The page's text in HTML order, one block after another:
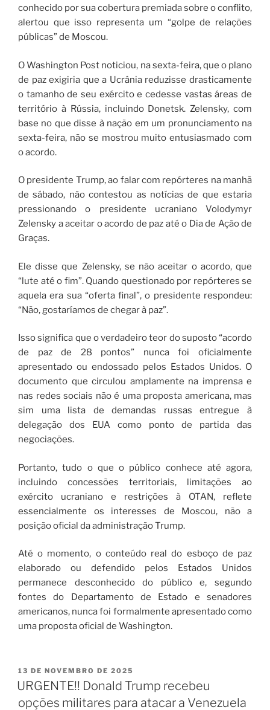
conhecido por sua cobertura premiada sobre o conflito,
alertou que isso representa um “golpe de relações
públicas” de Moscou.
O Washington Post noticiou, na sexta-feira, que o plano
de paz exigiria que a Ucrânia reduzisse drasticamente
o tamanho de seu exército e cedesse vastas áreas de
território à Rússia, incluindo Donetsk. Zelensky, com
base no que disse à nação em um pronunciamento na
sexta-feira, não se mostrou muito entusiasmado com
o acordo.
O presidente Trump, ao falar com repórteres na manhã
de sábado, não contestou as notícias de que estaria
pressionando o presidente ucraniano Volodymyr
Zelensky a aceitar o acordo de paz até o Dia de Ação de
Graças.
Ele disse que Zelensky, se não aceitar o acordo, que
“lute até o fim”. Quando questionado por repórteres se
aquela era sua “oferta final”, o presidente respondeu:
“Não, gostaríamos de chegar à paz”.
Isso significa que o verdadeiro teor do suposto “acordo
de paz de 28 pontos” nunca foi oficialmente
apresentado ou endossado pelos Estados Unidos. O
documento que circulou amplamente na imprensa e
nas redes sociais não é uma proposta americana, mas
sim uma lista de demandas russas entregue à
delegação dos EUA como ponto de partida das
negociações.
Portanto, tudo o que o público conhece até agora,
incluindo concessões territoriais, limitações ao
exército ucraniano e restrições à OTAN, reflete
essencialmente os interesses de Moscou, não a
posição oficial da administração Trump.
Até o momento, o conteúdo real do esboço de paz
elaborado ou defendido pelos Estados Unidos
permanece desconhecido do público e, segundo
fontes do Departamento de Estado e senadores
americanos, nunca foi formalmente apresentado como
uma proposta oficial de Washington.
13 DE NOVEMBRO DE 2025
URGENTE!! Donald Trump recebeu
opções militares para atacar a Venezuela